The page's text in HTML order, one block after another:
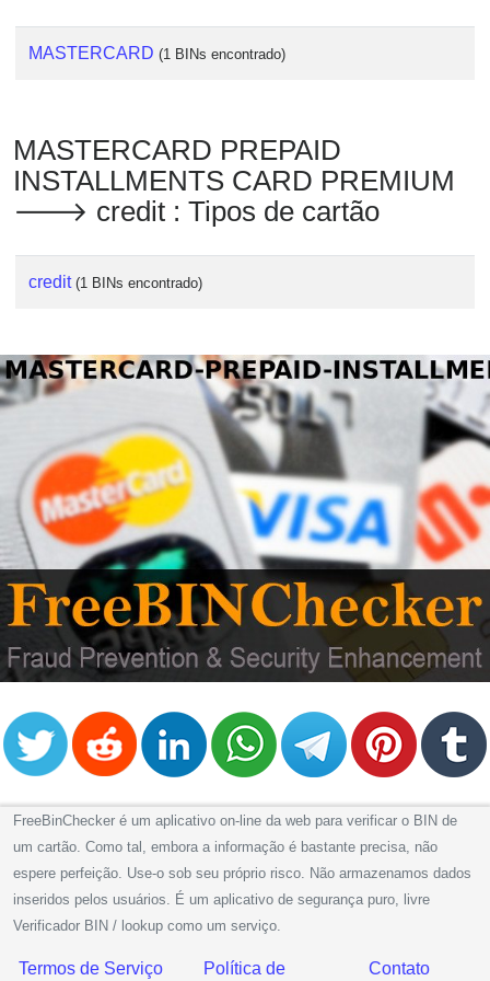
MASTERCARD (1 BINs encontrado)
MASTERCARD PREPAID
INSTALLMENTS CARD PREMIUM
🡒 credit : Tipos de cartão
credit (1 BINs encontrado)
FreeBinChecker é um aplicativo on-line da web para verificar o BIN de
um cartão. Como tal, embora a informação é bastante precisa, não
espere perfeição. Use-o sob seu próprio risco. Não armazenamos dados
inseridos pelos usuários. É um aplicativo de segurança puro, livre
Verificador BIN / lookup como um serviço.
Termos de Serviço Política de Contato